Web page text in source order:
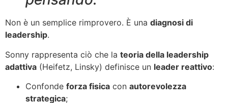
Non è un semplice rimprovero. È una diagnosi di
leadership.
Sonny rappresenta ciò che la teoria della leadership
adattiva (Heifetz, Linsky) definisce un leader reattivo:
Confonde forza fisica con autorevolezza
strategica;